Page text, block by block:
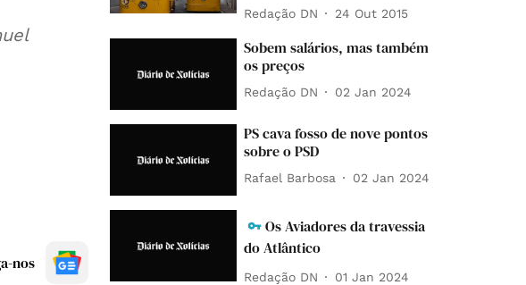
nos
Redação DN 24 Out 2015
Sobem salários, mas também
os preços
Redação DN 02 Jan 2024
PS cava fosso de nove pontos
sobre o PSD
Rafael Barbosa 02 Jan 2024
Os Aviadores da travessia
do Atlântico
Redação DN 01 Jan 2024